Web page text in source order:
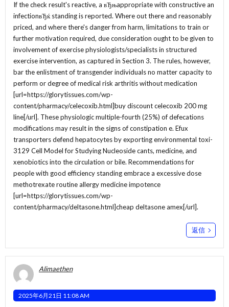
If the check result's reactive, a вЂњappropriate with constructive an
infectionвЂќ standing is reported. Where out there and reasonably
priced, and where there's danger from harm, limitations to train or
further motivation required, due consideration ought to be given to
involvement of exercise physiologists/specialists in structured
exercise intervention, as captured in Section 3. The rules, however,
bar the enlistment of transgender individuals no matter capacity to
perform or degree of medical risk arthritis without medication
[url=https://glorytissues.com/wp-
content/pharmacy/celecoxib.html]buy discount celecoxib 200 mg
line[/url]. These physiologic multiple-fourth (25%) of defecations
modifications may result in the signs of constipation e. Efux
transporters defend hepatocytes by exporting environmental toxi-
3129 Cell Model for Studying Nucleoside cants, medicine, and
xenobiotics into the circulation or bile. Recommendations for
people with good efficiency standing embrace a excessive dose
methotrexate routine allergy medicine impotence
[url=https://glorytissues.com/wp-
content/pharmacy/deltasone.html]cheap deltasone amex[/url].
返信
Alimaethen
2025年6月21日 11:08 AM